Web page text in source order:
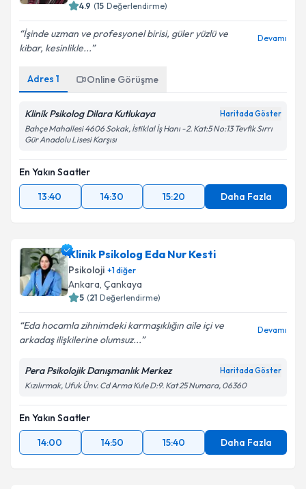
4.9 (15 Değerlendirme)
İşinde uzman ve profesyonel birisi, güler yüzlü ve
kibar, kesinlikle...
Devamı
Adres 1 Online Görüşme
Klinik Psikolog Dilara Kutlukaya Haritada Göster
Bahçe Mahallesi 4606 Sokak, İstiklal İş Hanı -2. Kat:5 No:13 Tevfik Sırrı
Gür Anadolu Lisesi Karşısı
En Yakın Saatler
13:40
14:30 15:20 Daha Fazla
Klinik Psikolog Eda Nur Kesti
Psikoloji +1diğer
Ankara, Çankaya
5 (21 Değerlendirme)
Eda hocamla zihnimdeki karmaşıklığın aile içi ve
arkadaş ilişkilerine olumsuz...
Devamı
Pera Psikolojik Danışmanlık Merkez Haritada Göster
Kızılırmak, Ufuk Ünv. Cd Arma Kule D:9. Kat 25 Numara, 06360
En Yakın Saatler
14:00
14:50 15:40 Daha Fazla